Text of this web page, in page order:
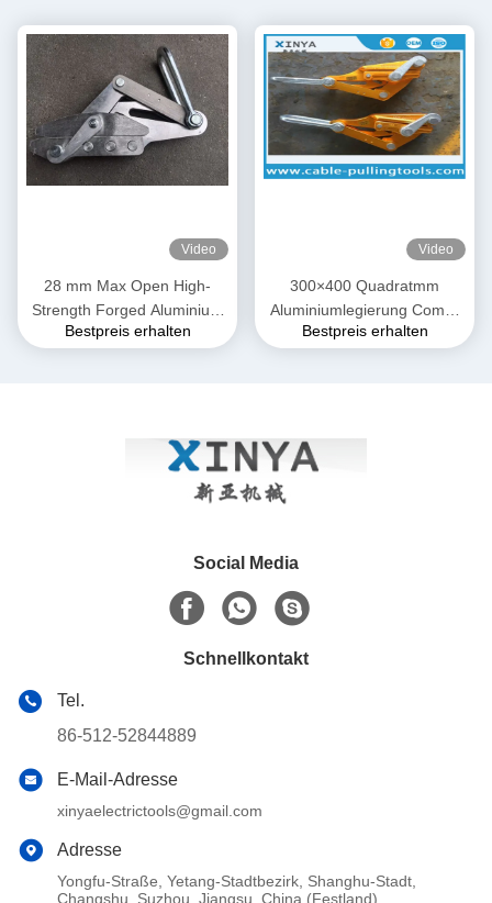
Video
28 mm Max Open High-
Strength Forged Aluminium
Alloy Come-Along Clamp mit
Bestpreis erhalten
Video
300×400 Quadratmm
Aluminiumlegierung Come-
Along Klammer
Bestpreis erhalten
Social Media
Schnellkontakt
Tel.
86-512-52844889
E-Mail-Adresse
xinyaelectrictools@gmail.com
Adresse
Yongfu-Straße, Yetang-Stadtbezirk, Shanghu-Stadt,
Changshu, Suzhou, Jiangsu, China (Festland)